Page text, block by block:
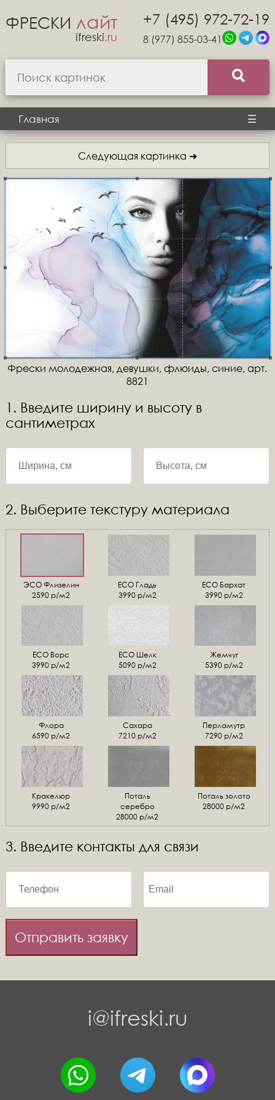
ФРЕСКИ лайт
ifreski.ru
+7 (495) 972-72-19
8 (977) 855-03-41
Главная ☰
Следующая картинка ➜
Фрески молодежная, девушки, флюиды, синие, арт.
8821
1. Введите ширину и высоту в
сантиметрах
2. Выберите текстуру материала
ЭСО Флизелин
2590 р/м2
ЕСО Гладь
3990 р/м2
ECO Бархат
3990 р/м2
ЕСО Ворс
3990 р/м2
ЕСО Шелк
5090 р/м2
Жемчуг
5390 р/м2
Флора
6590 р/м2
Сахара
7210 р/м2
Перламутр
7290 р/м2
Кракелюр
9990 р/м2
Поталь
серебро
28000 р/м2
Поталь золото
28000 р/м2
3. Введите контакты для связи
Отправить заявку
i@ifreski.ru